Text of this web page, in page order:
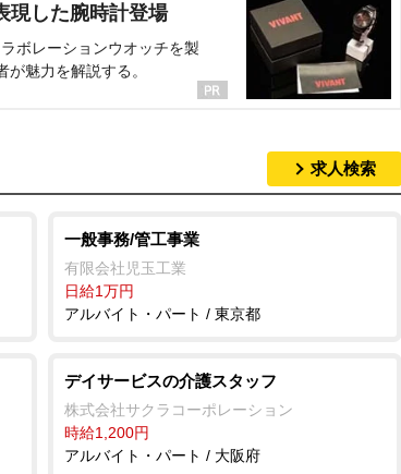
現した腕時計登場
ボレーションウオッチを製
魅力を解説する。
求人検索
一般事務/管工事業
有限会社児玉工業
日給1万円
アルバイト・パート / 東京都
デイサービスの介護スタッフ
株式会社サクラコーポレーション
時給1,200円
アルバイト・パート / 大阪府